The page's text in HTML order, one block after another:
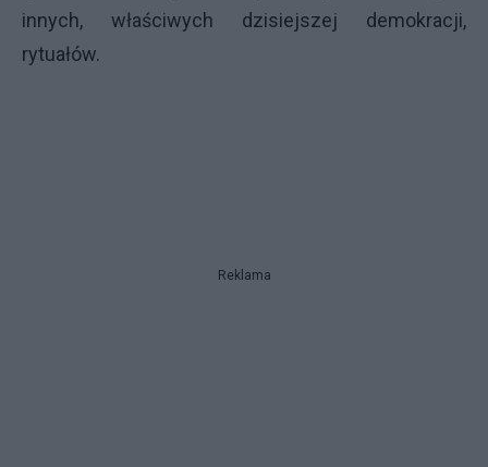
innych, właściwych dzisiejszej demokracji,
rytuałów.
Reklama